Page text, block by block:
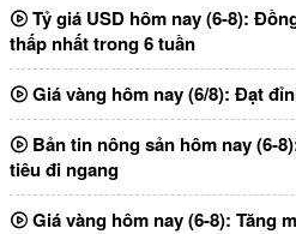
Tỷ giá USD hôm nay (6-8):
thấp nhất trong 6 tuần
Giá vàng hôm nay (6/8): Đạt
Bản tin nông sản hôm nay (6-
tiêu đi ngang
Giá vàng hôm nay (6-8): Tăng